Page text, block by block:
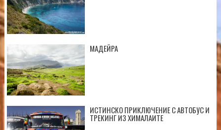
МАДЕЙРА
ИСТИНСКО ПРИКЛЮЧЕНИЕ С АВТОБУС И
ТРЕКИНГ ИЗ ХИМАЛАИТЕ